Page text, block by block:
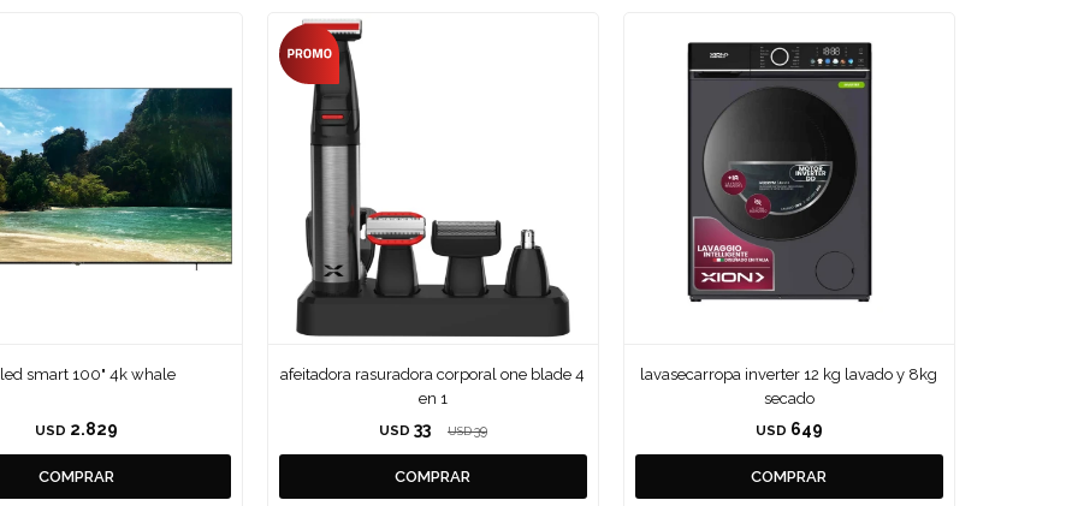
smart 100" 4k whale
USD 2.829
afeitadora rasuradora corporal one blade 4
en 1
USD 33 USD 39
lavasecarropa inverter 12 kg lavado y 8kg
secado
USD 649